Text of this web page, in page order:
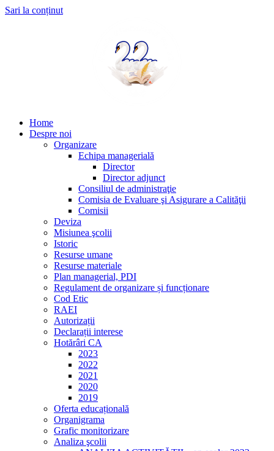
Sari la conținut
Home
Despre noi
Organizare
Echipa managerială
Director
Director adjunct
Consiliul de administraţie
Comisia de Evaluare şi Asigurare a Calităţii
Comisii
Deviza
Misiunea şcolii
Istoric
Resurse umane
Resurse materiale
Plan managerial, PDI
Regulament de organizare și funcționare
Cod Etic
RAEI
Autorizații
Declarații interese
Hotărâri CA
2023
2022
2021
2020
2019
Oferta educațională
Organigrama
Grafic monitorizare
Analiza şcolii